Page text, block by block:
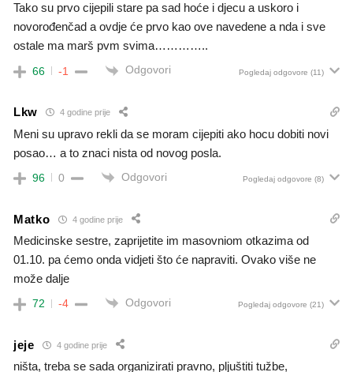
Tako su prvo cijepili stare pa sad hoće i djecu a uskoro i
novorođenčad a ovdje će prvo kao ove navedene a nda i sve
ostale ma marš pvm svima…………..
66 -1 Odgovori Pogledaj odgovore (11)
Lkw 4 godine prije
Meni su upravo rekli da se moram cijepiti ako hocu dobiti novi
posao… a to znaci nista od novog posla.
96 0 Odgovori Pogledaj odgovore (8)
Matko 4 godine prije
Medicinske sestre, zaprijetite im masovniom otkazima od
01.10. pa ćemo onda vidjeti što će napraviti. Ovako više ne
može dalje
72 -4 Odgovori Pogledaj odgovore (21)
jeje 4 godine prije
ništa, treba se sada organizirati pravno, pljuštiti tužbe,